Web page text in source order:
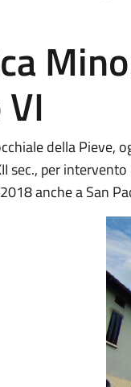
della Pieve,
sec., per
anche a San